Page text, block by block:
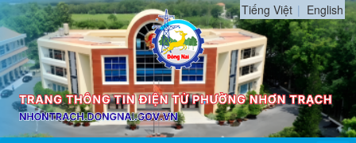
Tiếng Việt English